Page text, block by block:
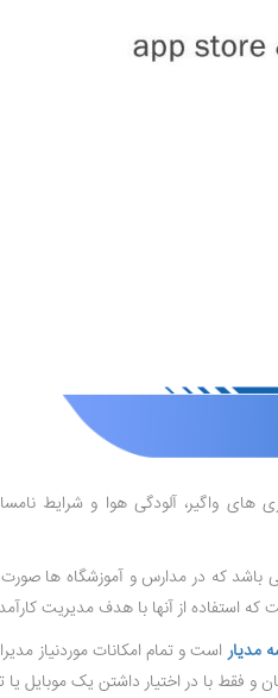
های واگیر، آلودگی هوا و
که در مدارس و آموزشگاه ها
که استفاده از آنها با هدف مدیریت
مدیاراست و تمام امکانات موردنیاز
و فقط با در اختیار داشتن یک موبایل